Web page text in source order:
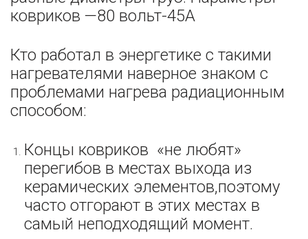
ковриков —80 вольт-45А
Кто работал в энергетике с такими
нагревателями наверное знаком с
проблемами нагрева радиационным
способом:
Концы ковриков «не любят»
перегибов в местах выхода из
керамических элементов,поэтому
часто отгорают в этих местах в
самый неподходящий момент.